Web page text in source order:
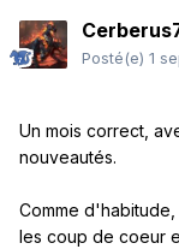
Posté(e) 1
Un mois correct,
nouveautés.
Comme
les coup de coeur